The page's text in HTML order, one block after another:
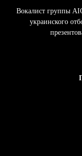
Вокалист группы
украинского